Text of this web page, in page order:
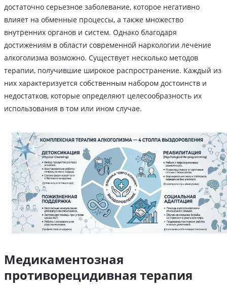
достаточно серьезное заболевание, которое негативно
влияет на обменные процессы, а также множество
внутренних органов и систем. Однако благодаря
достижениям в области современной наркологии лечение
алкоголизма возможно. Существует несколько методов
терапии, получившие широкое распространение. Каждый из
них характеризуется собственным набором достоинств и
недостатков, которые определяют целесообразность их
использования в том или ином случае.
Медикаментозная
противорецидивная терапия